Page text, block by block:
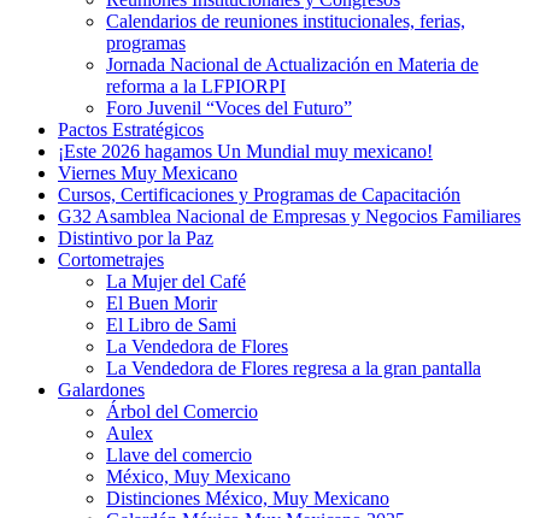
Calendarios de reuniones institucionales, ferias,
programas
Jornada Nacional de Actualización en Materia de
reforma a la LFPIORPI
Foro Juvenil “Voces del Futuro”
Pactos Estratégicos
¡Este 2026 hagamos Un Mundial muy mexicano!
Viernes Muy Mexicano
Cursos, Certificaciones y Programas de Capacitación
G32 Asamblea Nacional de Empresas y Negocios Familiares
Distintivo por la Paz
Cortometrajes
La Mujer del Café
El Buen Morir
El Libro de Sami
La Vendedora de Flores
La Vendedora de Flores regresa a la gran pantalla
Galardones
Árbol del Comercio
Aulex
Llave del comercio
México, Muy Mexicano
Distinciones México, Muy Mexicano